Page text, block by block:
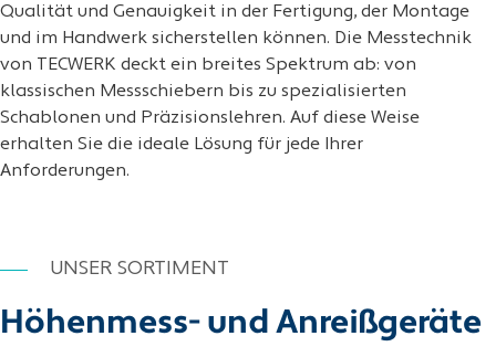
Qualität und Genauigkeit in der Fertigung, der Montage
und im Handwerk sicherstellen können. Die Messtechnik
von TECWERK deckt ein breites Spektrum ab: von
klassischen Messschiebern bis zu spezialisierten
Schablonen und Präzisionslehren. Auf diese Weise
erhalten Sie die ideale Lösung für jede Ihrer
Anforderungen.
UNSER SORTIMENT
Höhenmess- und Anreißgeräte